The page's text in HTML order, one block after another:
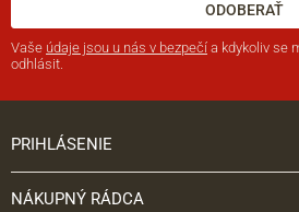
ODOBERAŤ
Vaše údaje jsou u nás v bezpečí a kdykoliv se
odhlásit.
PRIHLÁSENIE
NÁKUPNÝ RÁDCA